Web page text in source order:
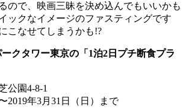
ので、映画三昧を決め込んでもいいかも
ックなイメージのファスティングです
こなせてしまうかも!?
クタワー東京の「1泊2日プチ断食プラ
公園4-8-1
2019年3月31日（日）まで